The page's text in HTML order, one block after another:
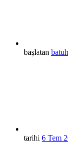
başlatan
tarihi 6 Tem